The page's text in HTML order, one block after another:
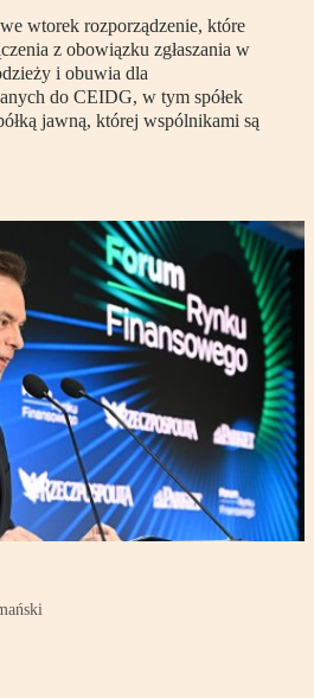
wtorek rozporządzenie, które
z obowiązku zgłaszania w
i obuwia dla
do CEIDG, w tym spółek
jawną, której wspólnikami są